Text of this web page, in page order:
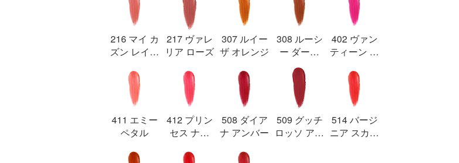
216 マイ カ
ズン レイチ
217 ヴァレ
リア ローズ
307 ルイー
ザ オレンジ
308 ルーシ
ー ダーク
オレンジ
402 ヴァン
ティーン フ
411 エミー
ペタル
412 プリン
セス ナラ
508 ダイア
ナ アンバー
509 グッチ
ロッソ アン
514 バージ
ニア スカー